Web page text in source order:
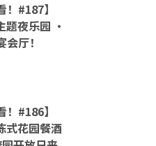
！#187】
题夜乐园 ·
厅！
！#186】
花园餐酒